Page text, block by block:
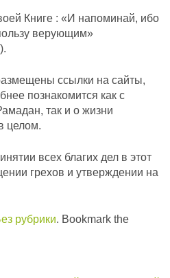
Книге : «И напоминай, ибо
верующим»
ссылки на сайты,
познакомится как с
так и о жизни
целом.
всех благих дел в этот
грехов и утверждении на
рубрики. Bookmark the